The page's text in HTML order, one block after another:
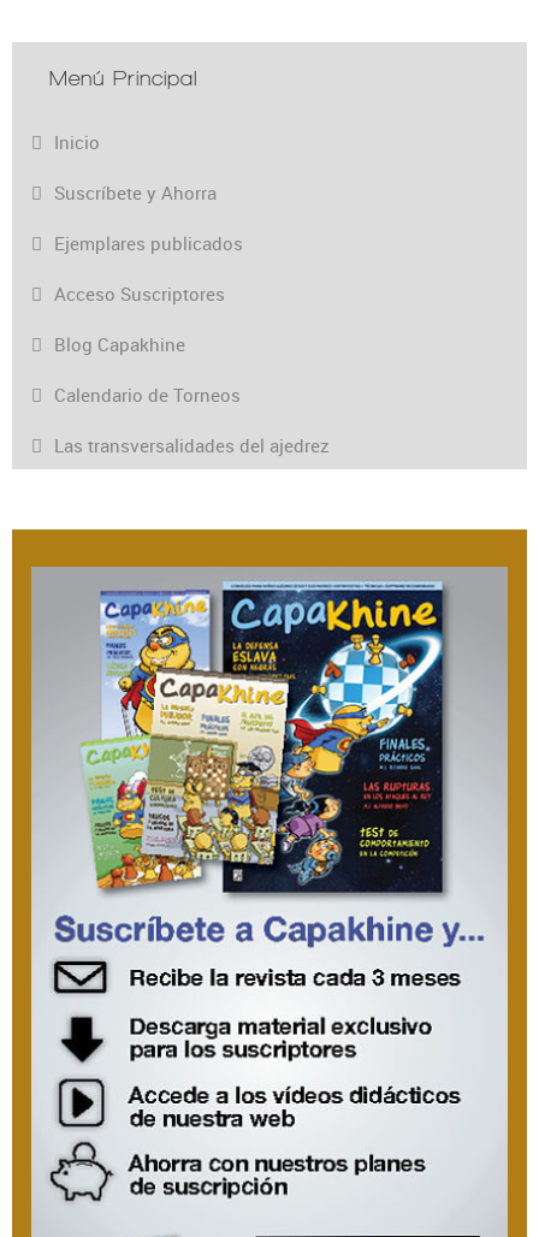
Menú Principal
Inicio
Suscríbete y Ahorra
Ejemplares publicados
Acceso Suscriptores
Blog Capakhine
Calendario de Torneos
Las transversalidades del ajedrez